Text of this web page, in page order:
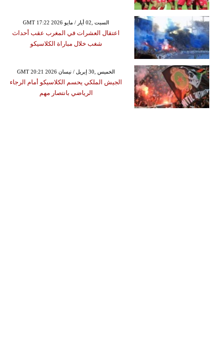
GMT 17:22 2026 السبت ,02 أيار / مايو
اعتقال العشرات في المغرب عقب أحداث
شغب خلال مباراة الكلاسيكو
GMT 20:21 2026 الخميس ,30 إبريل / نيسان
الجيش الملكي يحسم الكلاسيكو أمام الرجاء
الرياضي بانتصار مهم